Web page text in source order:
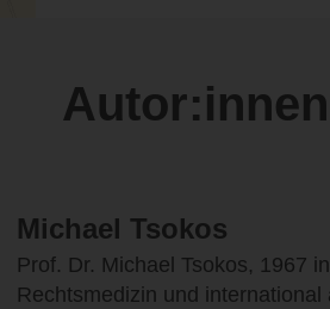
Autor:innen
Michael Tsokos
Prof. Dr. Michael Tsokos, 1967
Rechtsmedizin und